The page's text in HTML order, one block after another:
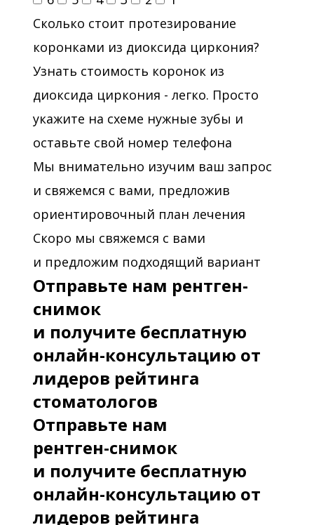
Сколько стоит протезирование
коронками из диоксида циркония?
Узнать стоимость коронок из
диоксида циркония - легко. Просто
укажите на схеме нужные зубы и
оставьте свой номер телефона
Мы внимательно изучим ваш запрос
и свяжемся с вами, предложив
ориентировочный план лечения
Скоро мы свяжемся с вами
и предложим подходящий вариант
Отправьте нам рентген-
снимок
и получите бесплатную
онлайн-консультацию от
лидеров рейтинга
стоматологов
Отправьте нам
рентген-снимок
и получите бесплатную
онлайн-консультацию от
лидеров рейтинга